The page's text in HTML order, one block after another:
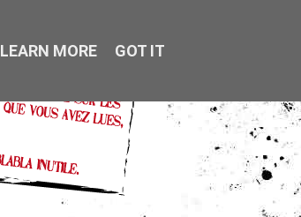
LEARN MORE GOT IT